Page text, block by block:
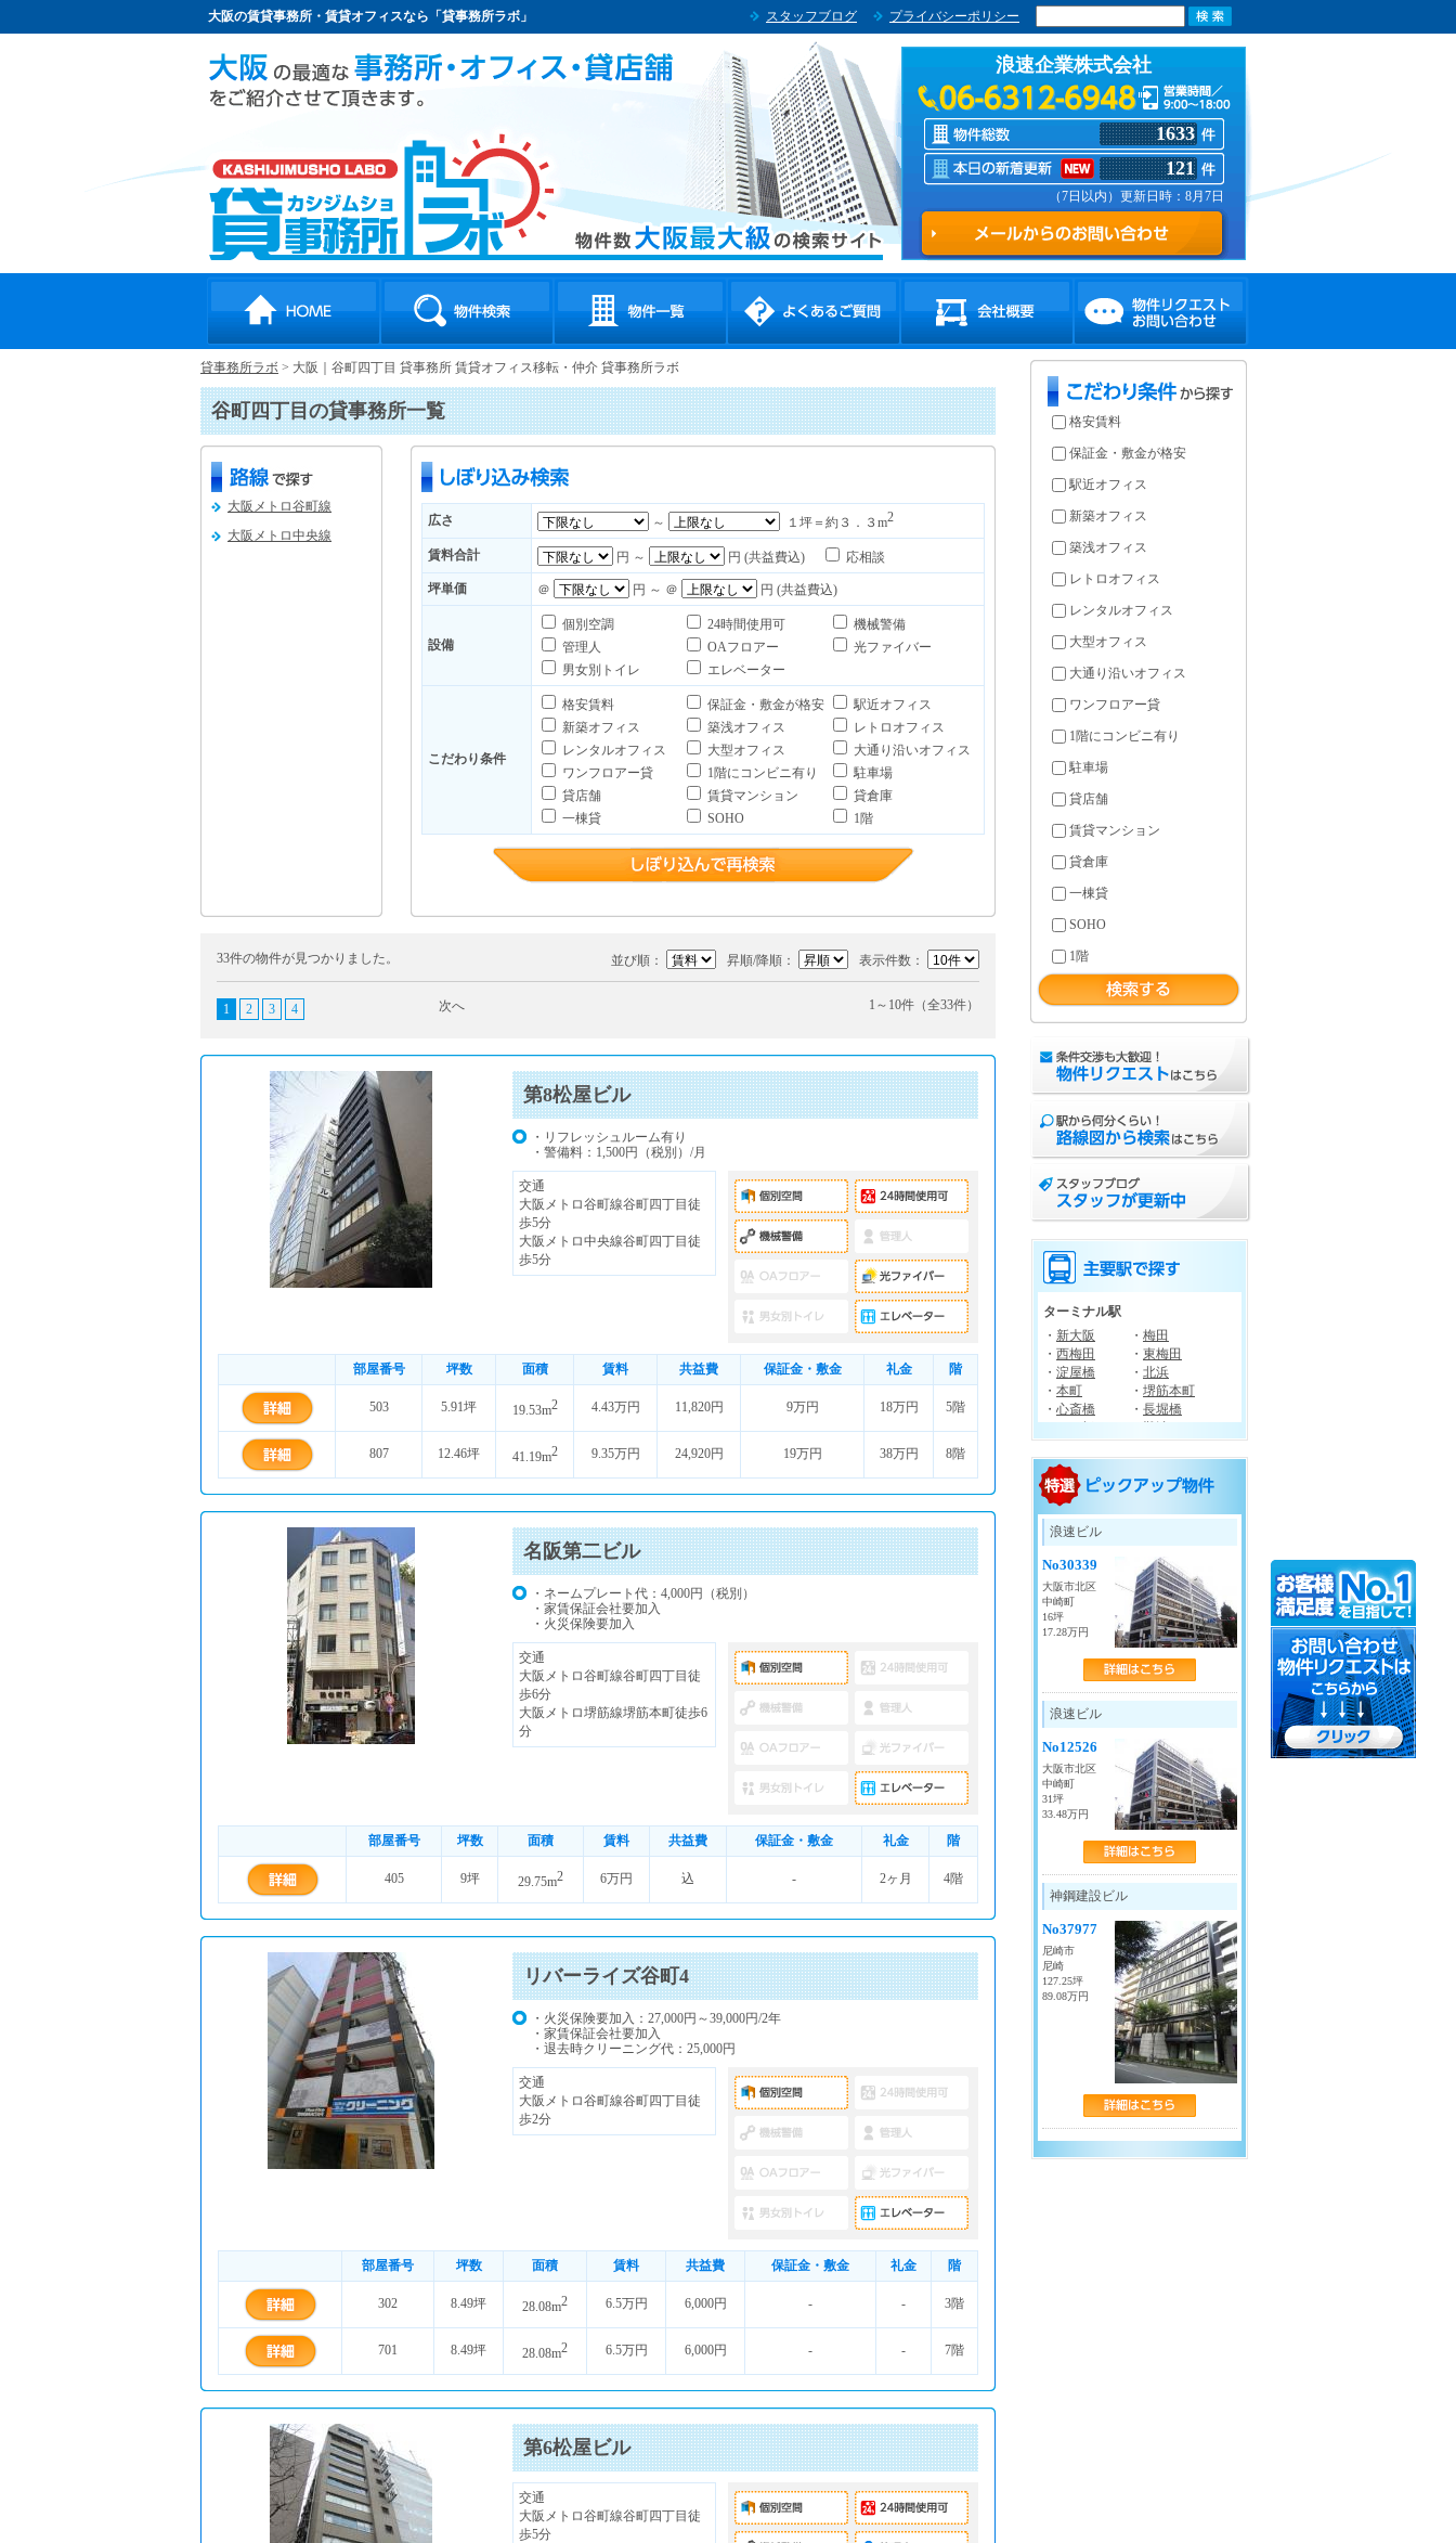
大阪の賃貸事務所・賃貸オフィスなら「貸事務所ラボ」 スタッフブログ プライバシーポリシー
浪速企業株式会社
1633
121
（7日以内）更新日時：8月7日
貸事務所ラボ > 大阪｜谷町四丁目 貸事務所 賃貸オフィス移転・仲介 貸事務所ラボ
谷町四丁目の貸事務所一覧
大阪メトロ谷町線
大阪メトロ中央線
広さ ～ １坪＝約３．３m2
賃料合計 円 ～ 円 (共益費込) 応相談
坪単価 ＠ 円 ～ ＠ 円 (共益費込)
設備
個別空調 24時間使用可
機械警備
管理人
OAフロアー
光ファイバー
男女別トイレ
エレベーター
こだわり条件
格安賃料 保証金・敷金が格安
駅近オフィス
新築オフィス
築浅オフィス
レトロオフィス
レンタルオフィス
大型オフィス
大通り沿いオフィス
ワンフロアー貸
1階にコンビニ有り
駐車場
貸店舗
賃貸マンション
貸倉庫
一棟貸
SOHO 1階
33件の物件が見つかりました。 表示件数：
昇順/降順：
並び順：
1 2 3 4 次へ 1～10件（全33件）
第8松屋ビル
・リフレッシュルーム有り
・警備料：1,500円（税別）/月
交通
大阪メトロ谷町線谷町四丁目徒
歩5分
大阪メトロ中央線谷町四丁目徒
歩5分
部屋番号 坪数 面積 賃料 共益費 保証金・敷金 礼金 階
503 5.91坪 19.53m2 4.43万円 11,820円 9万円 18万円 5階
807 12.46坪 41.19m2 9.35万円 24,920円 19万円 38万円 8階
名阪第二ビル
・ネームプレート代：4,000円（税別）
・家賃保証会社要加入
・火災保険要加入
交通
大阪メトロ谷町線谷町四丁目徒
歩6分
大阪メトロ堺筋線堺筋本町徒歩6
分
部屋番号 坪数 面積 賃料 共益費 保証金・敷金 礼金 階
405 9坪 29.75m2 6万円 込 - 2ヶ月 4階
リバーライズ谷町4
・火災保険要加入：27,000円～39,000円/2年
・家賃保証会社要加入
・退去時クリーニング代：25,000円
交通
大阪メトロ谷町線谷町四丁目徒
歩2分
部屋番号 坪数 面積 賃料 共益費 保証金・敷金 礼金 階
302 8.49坪 28.08m2 6.5万円 6,000円 - - 3階
701 8.49坪 28.08m2 6.5万円 6,000円 - - 7階
第6松屋ビル
交通
大阪メトロ谷町線谷町四丁目徒
歩5分
格安賃料
保証金・敷金が格安
駅近オフィス
新築オフィス
築浅オフィス
レトロオフィス
レンタルオフィス
大型オフィス
大通り沿いオフィス
ワンフロアー貸
1階にコンビニ有り
駐車場
貸店舗
賃貸マンション
貸倉庫
一棟貸
SOHO
1階
ターミナル駅
・ 新大阪 ・ 梅田
・ 西梅田 ・ 東梅田
・ 淀屋橋 ・ 北浜
・ 本町 ・ 堺筋本町
・ 心斎橋 ・ 長堀橋
御堂筋線
・梅田 ・
中津
・淀屋橋 ・本町
・心斎橋
・新大阪 ・西中島南方
・江坂 ・東三国
・大国町
四ツ橋線
・西梅田 ・肥後橋
なんば ・大国町
谷町線
・東梅田
・ 中崎町
天満橋
天神橋筋六丁目・谷町四丁目
・谷町六丁目 ・谷町九丁目
・天王寺
堺筋線
南森町 ・扇町
・堺筋本町
・長堀橋 ・日本橋
・天神橋筋六丁目
京阪線
・淀屋橋 ・北浜
・天満橋 ・京橋
・中之島 ・渡辺橋
・大江橋 ・なにわ橋
・本町
・
阿波座
千日前線
・野田阪神 ・野田
浪速ビル
No30339
大阪市北区
中崎町
16坪
17.28万円
浪速ビル
No12526
大阪市北区
中崎町
31坪
33.48万円
神鋼建設ビル
No37977
尼崎市
尼崎
127.25坪
89.08万円